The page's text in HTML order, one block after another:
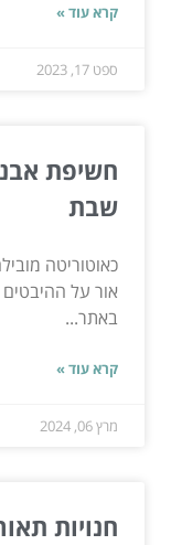
קרא עוד »
ספט 17, 2023
חשיפת
שבת
כאוטוריטה
אור על
באתר...
קרא עוד »
מרץ 06, 2024
חנויות